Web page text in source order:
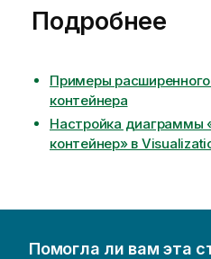
Подробнее
Примеры
контейнера
Настройка диаграммы
контейнер» в
Помогла ли вам эта